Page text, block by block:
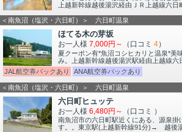
上越新幹線越後湯沢経由ＪＲ上越線六
＜南魚沼（塩沢・六日町）＞ 六日町温泉
ほてる木の芽坂
お一人様 7,000円～ （口コミ 4）
夏クーポン有*魚沼コシヒカリと温泉*美
み。上越新幹線越後湯沢駅経由上越線六
JAL航空券パックあり
ANA航空券パックあり
＜南魚沼（塩沢・六日町）＞ 六日町温泉
六日町ヒュッテ
お一人様 6,480円～ （口コミ ）
南魚沼市の六日町駅近くにある、源泉掛
す。。東京駅(上越新幹線91分)→ 越後